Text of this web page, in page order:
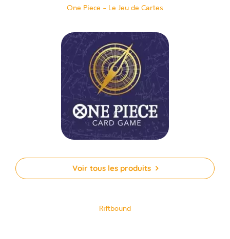
One Piece - Le Jeu de Cartes
Voir tous les produits
Riftbound